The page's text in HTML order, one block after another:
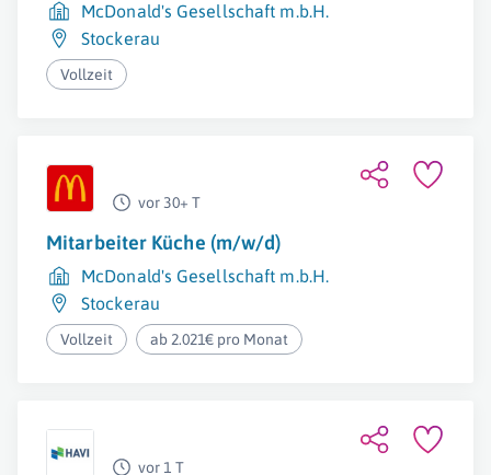
McDonald's Gesellschaft m.b.H.
Stockerau
Vollzeit
vor 30+ T
Mitarbeiter Küche (m/w/d)
McDonald's Gesellschaft m.b.H.
Stockerau
Vollzeit ab 2.021€ pro Monat
vor 1 T